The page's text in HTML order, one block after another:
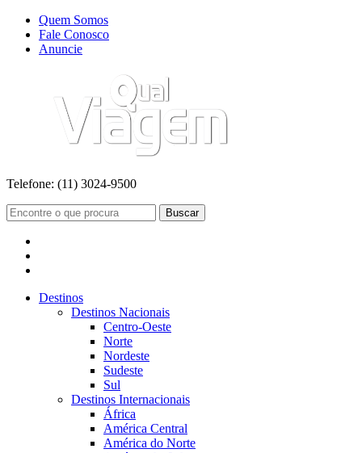
Quem Somos
Fale Conosco
Anuncie
Telefone: (11) 3024-9500
Buscar
Destinos
Destinos Nacionais
Centro-Oeste
Norte
Nordeste
Sudeste
Sul
Destinos Internacionais
África
América Central
América do Norte